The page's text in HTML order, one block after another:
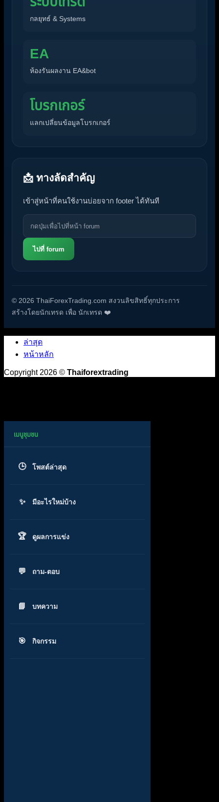
กลยุทธ์ & Systems
EA
ห้องรันผลงาน EA&bot
โบรกเกอร์
แลกเปลี่ยนข้อมูลโบรกเกอร์
📩 ทางลัดสำคัญ
เข้าสู่หน้าที่คนใช้งานบ่อยจาก footer ได้ทันที
ไปที่ forum
© 2026 ThaiForexTrading.com สงวนลิขสิทธิ์ทุกประการ
สร้างโดยนักเทรด เพื่อ นักเทรด ❤️
ล่าสุด
หน้าหลัก
Copyright 2026 © Thaiforextrading
โพสต์ล่าสุด
มีอะไรใหม่บ้าง
ดูผลการแข่ง
ถาม-ตอบ
บทความ
กิจกรรม